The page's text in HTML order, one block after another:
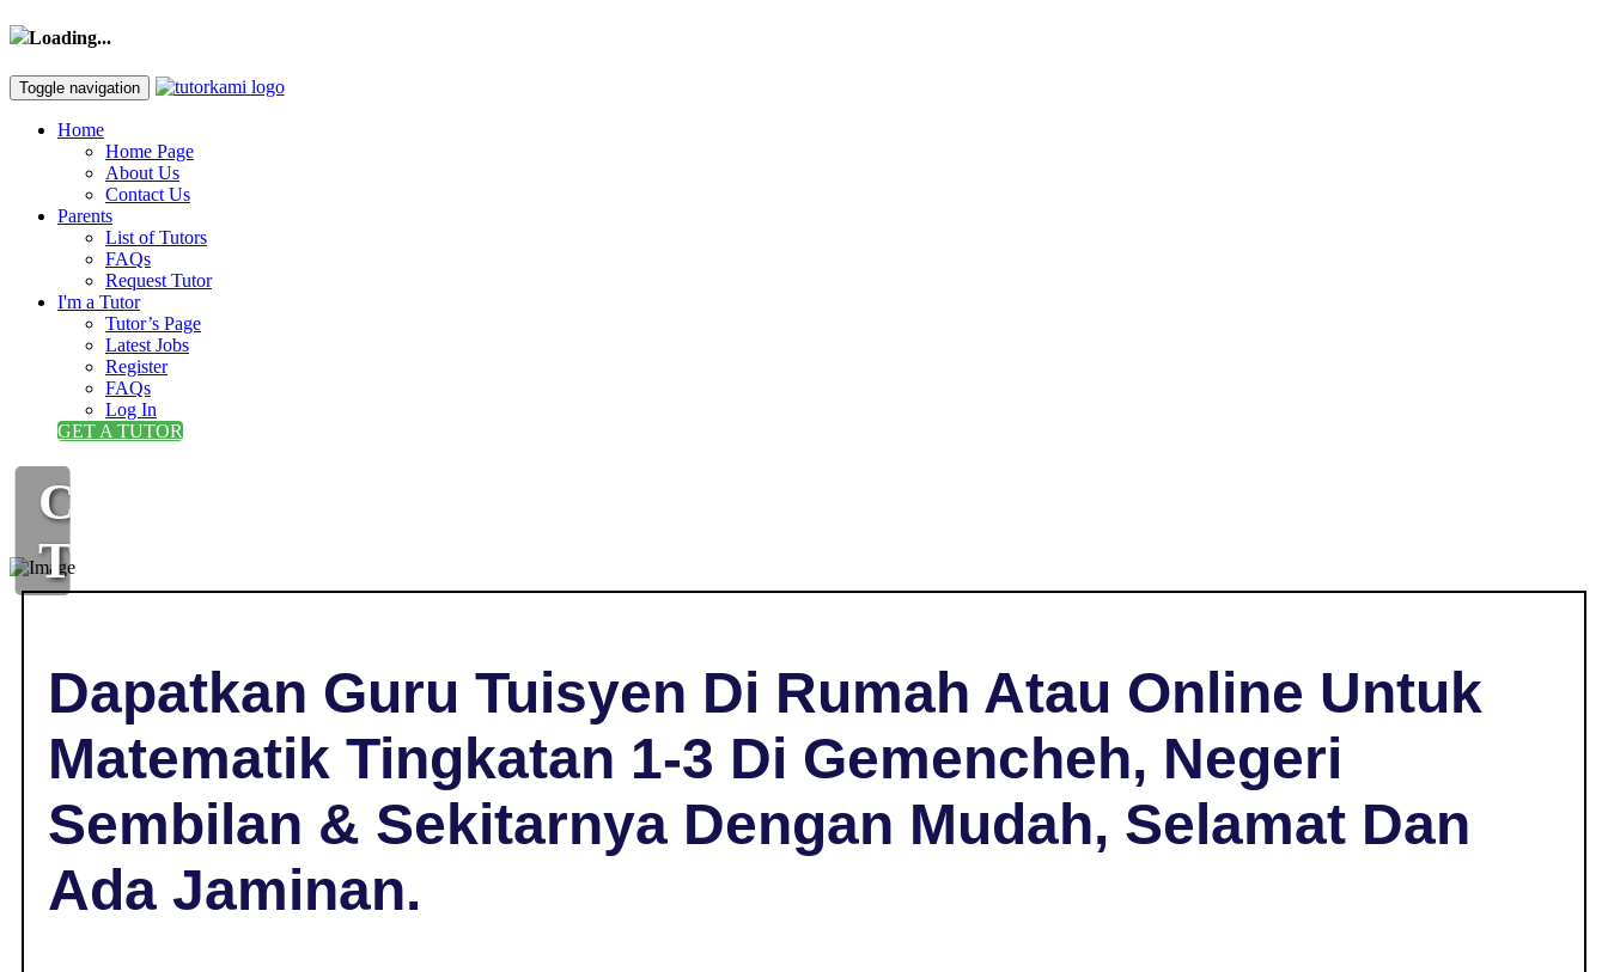
Loading...
Toggle navigation
Home
Home Page
About Us
Contact Us
Parents
List of Tutors
FAQs
Request Tutor
I'm a Tutor
Tutor’s Page
Latest Jobs
Register
FAQs
Log In
GET A TUTOR
CIKGU
TUISYEN
DI
GEMENCHEH,
NEGERI
SEMBILAN
|
Dapatkan Guru Tuisyen Di Rumah Atau Online Untuk
Matematik Tingkatan 1-3 Di Gemencheh, Negeri
Sembilan & Sekitarnya Dengan Mudah, Selamat Dan
Ada Jaminan.